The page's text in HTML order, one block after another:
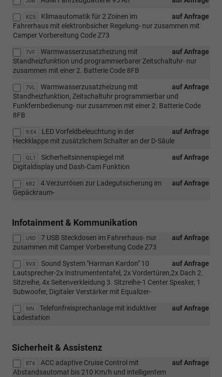
KC5 auf Anfrage
Klimaautomatik für 2 Zoinen im
Fahrerhaus mit elektronbsicher Regelung- nur zusammen mit
Camper Vorbereitung Code Z73
7VF auf Anfrage
Warmwasserzusatzheizung mit
Standheizfunktion und programmierbarer Zeitschaltuhr- nur
zusammen mit einer 2. Batterie Code 8FB
7VL auf Anfrage
Warmwasserzusatzheizung mit
Standheizfunktion, Zeitschaltuhr programmierbar und
Funkfernbedienung- nur zusammen mit einer 2. Batterie Code
8FB
9:E4 auf Anfrage
LED Vorfeldbeleuchtung in der
Heckklappe mit zusätzlichem Schalter an der D-Säule
GL1 auf Anfrage
Sicherheitsinnenspiegel mit
Digitaldisplay und Dash-Cam Funktion
6B2 auf Anfrage
4 Verzurrösen zur Ladegutsicherung im
Gepäckraum-
Infotainment & Kommunikation
U9D auf Anfrage
7 USB Steckdosen im Fahrerhaus- nur
zusammen mit Camper Vorbereitung Code Z73
9VX auf Anfrage
Sound System "Harman Kardon" 10
Lautsprecher-2x Instrumententafel, 2x Vordertüren,2x Dach 2.
Sitzreihe, 4x Seitenverkleidung 3. Sitzreihe-1 Center Speaker, 1
Subwoofer, Digitaler Verstärker mit Equalizer-
9IN auf Anfrage
Telefonfreisprechanlage mit induktiver
Ladestation
Sicherheit & Assistenz
8T6 auf Anfrage
ACC adaptive Cruise Control mit
Abstandsautomat bis 210 Km/h und intelligentem